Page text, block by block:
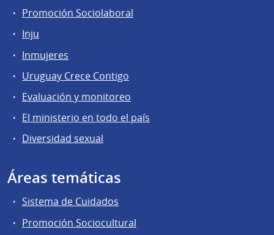
Promoción Sociolaboral
Inju
Inmujeres
Uruguay Crece Contigo
Evaluación y monitoreo
El ministerio en todo el país
Diversidad sexual
Áreas temáticas
Sistema de Cuidados
Promoción Sociocultural